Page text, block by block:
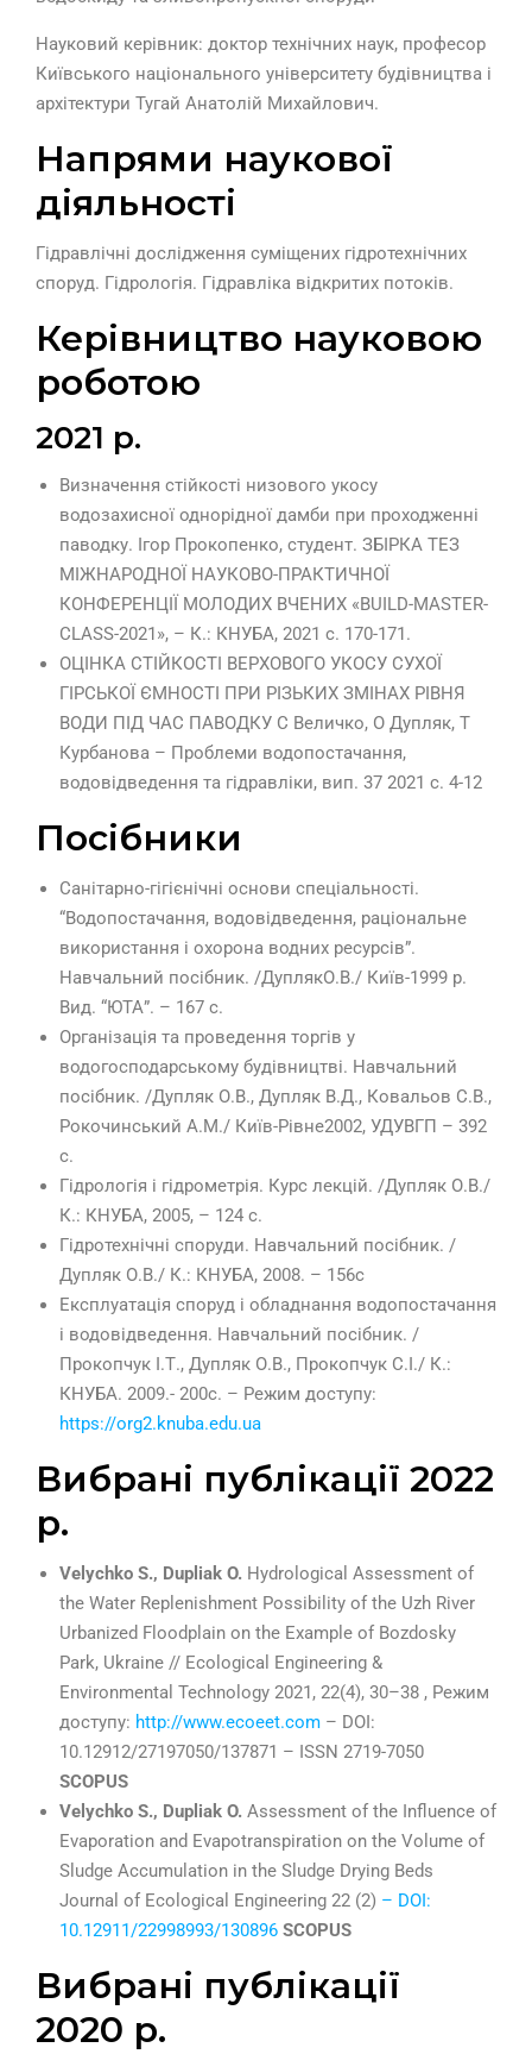
Науковий керівник: доктор технічних наук, професор
Київського національного університету будівництва і
архітектури Тугай Анатолій Михайлович.
Напрями наукової
діяльності
Гідравлічні дослідження суміщених гідротехнічних
споруд. Гідрологія. Гідравліка відкритих потоків.
Керівництво науковою
роботою
2021 р.
Визначення стійкості низового укосу
водозахисної однорідної дамби при проходженні
паводку. Ігор Прокопенко, студент. ЗБІРКА ТЕЗ
МІЖНАРОДНОЇ НАУКОВО-ПРАКТИЧНОЇ
КОНФЕРЕНЦІЇ МОЛОДИХ ВЧЕНИХ «BUILD-MASTER-
CLASS-2021», – К.: КНУБА, 2021 с. 170-171.
ОЦІНКА СТІЙКОСТІ ВЕРХОВОГО УКОСУ СУХОЇ
ГІРСЬКОЇ ЄМНОСТІ ПРИ РІЗЬКИХ ЗМІНАХ РІВНЯ
ВОДИ ПІД ЧАС ПАВОДКУ С Величко, О Дупляк, Т
Курбанова – Проблеми водопостачання,
водовідведення та гідравліки, вип. 37 2021 с. 4-12
Посібники
Санітарно-гігієнічні основи спеціальності.
“Водопостачання, водовідведення, раціональне
використання і охорона водних ресурсів”.
Навчальний посібник. /ДуплякО.В./ Київ-1999 р.
Вид. “ЮТА”. – 167 с.
Організація та проведення торгів у
водогосподарському будівництві. Навчальний
посібник. /Дупляк О.В., Дупляк В.Д., Ковальов С.В.,
Рокочинський А.М./ Київ-Рівне2002, УДУВГП – 392
с.
Гідрологія і гідрометрія. Курс лекцій. /Дупляк О.В./
К.: КНУБА, 2005, – 124 с.
Гідротехнічні споруди. Навчальний посібник. /
Дупляк О.В./ К.: КНУБА, 2008. – 156с
Експлуатація споруд і обладнання водопостачання
і водовідведення. Навчальний посібник. /
Прокопчук І.Т., Дупляк О.В., Прокопчук С.І./ К.:
КНУБА. 2009.- 200с. – Режим доступу:
https://org2.knuba.edu.ua
Вибрані публікації 2022
р.
Velychko S., Dupliak O. Hydrological Assessment of
the Water Replenishment Possibility of the Uzh River
Urbanized Floodplain on the Example of Bozdosky
Park, Ukraine // Ecological Engineering &
Environmental Technology 2021, 22(4), 30–38 , Режим
доступу: http://www.ecoeet.com – DOI:
10.12912/27197050/137871 – ISSN 2719-7050
SCOPUS
Velychko S., Dupliak O. Assessment of the Influence of
Evaporation and Evapotranspiration on the Volume of
Sludge Accumulation in the Sludge Drying Beds
Journal of Ecological Engineering 22 (2) – DOI:
10.12911/22998993/130896 SCOPUS
Вибрані публікації
2020 р.